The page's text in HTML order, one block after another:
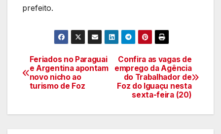
prefeito.
Navegação
de
Confira as vagas de
emprego da Agência
do Trabalhador de
Foz do Iguaçu nesta
sexta-feira (20)
Feriados no Paraguai
e Argentina apontam
novo nicho ao
turismo de Foz